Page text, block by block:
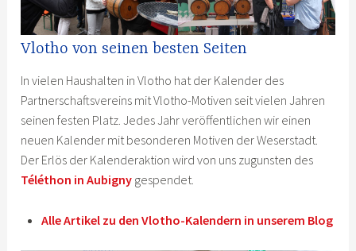
Vlotho von seinen besten Seiten
In vielen Haushalten in Vlotho hat der Kalender des
Partnerschaftsvereins mit Vlotho-Motiven seit vielen Jahren
seinen festen Platz. Jedes Jahr veröffentlichen wir einen
neuen Kalender mit besonderen Motiven der Weserstadt.
Der Erlös der Kalenderaktion wird von uns zugunsten des
Téléthon in Aubigny gespendet.
Alle Artikel zu den Vlotho-Kalendern in unserem Blog